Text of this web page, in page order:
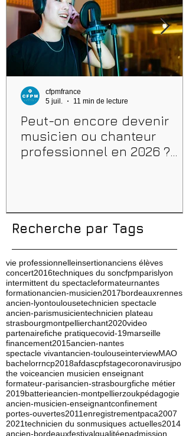
Peut-on encore devenir
musicien ou chanteur
professionnel en 2026 ?
cfpmfrance
5 juil.
11 min de lecture
Recherche par Tags
vie professionnelleinsertionanciens élèves
concert2016techniques du soncfpmparislyon
intermittent du spectacleformateurnantes
formationancien-musicien2017bordeauxrennes
ancien-lyontoulousetechnicien spectacle
ancien-parismusicientechnicien plateau
strasbourgmontpellierchant2020video
partenairefiche pratiquecovid-19marseille
financement2015ancien-nantes
spectacle vivantancien-toulouseinterviewMAO
bachelorrncp2018afdascpfstagecoronavirusjpo
the voiceancien musicien enseignant
formateur-parisancien-strasbourgfiche métier
2019batterieancien-montpellierzoukpédagogie
ancien-musicien-enseignantconfinement
portes-ouvertes2011enregistrementpaca2007
2021technicien du sonmusiques actuelles2014
ancien-bordeauxfestivalqualitéepadmission